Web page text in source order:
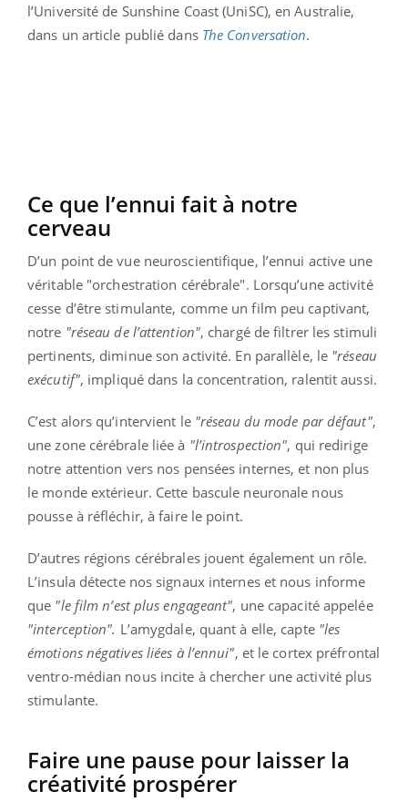
l’Université de Sunshine Coast (UniSC), en Australie,
dans un article publié dans The Conversation.
Ce que l’ennui fait à notre
cerveau
D’un point de vue neuroscientifique, l’ennui active une
véritable "orchestration cérébrale". Lorsqu’une activité
cesse d’être stimulante, comme un film peu captivant,
notre "réseau de l’attention", chargé de filtrer les stimuli
pertinents, diminue son activité. En parallèle, le "réseau
exécutif", impliqué dans la concentration, ralentit aussi.
C’est alors qu’intervient le "réseau du mode par défaut",
une zone cérébrale liée à "l’introspection", qui redirige
notre attention vers nos pensées internes, et non plus
le monde extérieur. Cette bascule neuronale nous
pousse à réfléchir, à faire le point.
D’autres régions cérébrales jouent également un rôle.
L’insula détecte nos signaux internes et nous informe
que "le film n’est plus engageant", une capacité appelée
"interception". L’amygdale, quant à elle, capte "les
émotions négatives liées à l’ennui", et le cortex préfrontal
ventro-médian nous incite à chercher une activité plus
stimulante.
Faire une pause pour laisser la
créativité prospérer